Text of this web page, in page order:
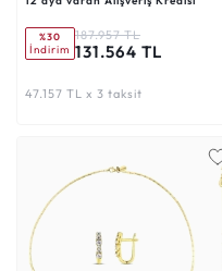
%30
İndirim
187.957 TL
131.564 TL
47.157 TL x 3 taksit